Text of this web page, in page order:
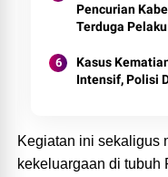
Pencurian
Terduga
Kasus
Intensif, Polisi
Kegiatan ini sekaligus
kekeluargaan di tubuh